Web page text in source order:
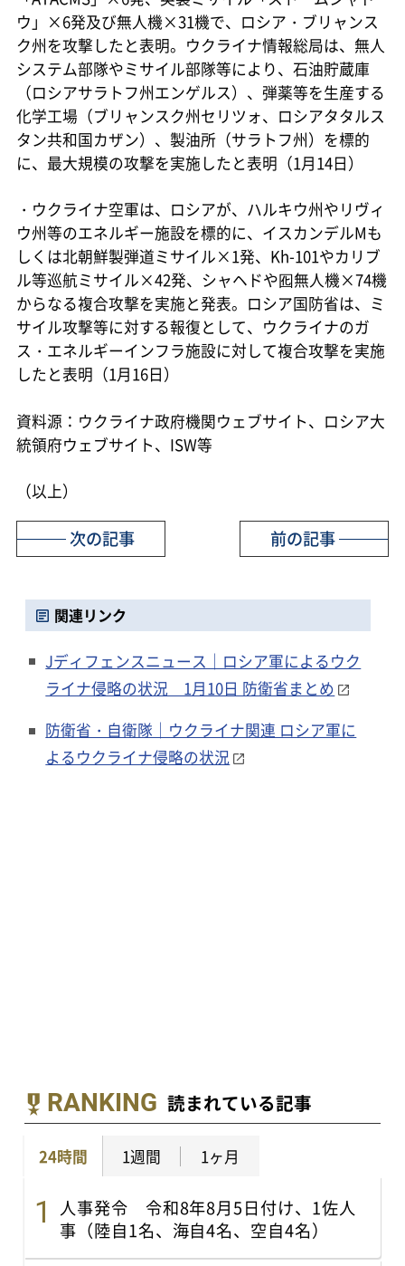
ウ」×6発及び無人機×31機で、ロシア・ブリャンス
ク州を攻撃したと表明。ウクライナ情報総局は、無人
システム部隊やミサイル部隊等により、石油貯蔵庫
（ロシアサラトフ州エンゲルス）、弾薬等を生産する
化学工場（ブリャンスク州セリツォ、ロシアタタルス
タン共和国カザン）、製油所（サラトフ州）を標的
に、最大規模の攻撃を実施したと表明（1月14日）
・ウクライナ空軍は、ロシアが、ハルキウ州やリヴィ
ウ州等のエネルギー施設を標的に、イスカンデルMも
しくは北朝鮮製弾道ミサイル×1発、Kh-101やカリブ
ル等巡航ミサイル×42発、シャヘドや囮無人機×74機
からなる複合攻撃を実施と発表。ロシア国防省は、ミ
サイル攻撃等に対する報復として、ウクライナのガ
ス・エネルギーインフラ施設に対して複合攻撃を実施
したと表明（1月16日）
資料源：ウクライナ政府機関ウェブサイト、ロシア大
統領府ウェブサイト、ISW等
（以上）
前の記事
次の記事
関連リンク
Jディフェンスニュース｜ロシア軍によるウク
ライナ侵略の状況 1月10日 防衛省まとめ
防衛省・自衛隊｜ウクライナ関連 ロシア軍に
よるウクライナ侵略の状況
RANKING 読まれている記事
24時間 1週間 1ヶ月
人事発令 令和8年8月5日付け、1佐人
事（陸自1名、海自4名、空自4名）